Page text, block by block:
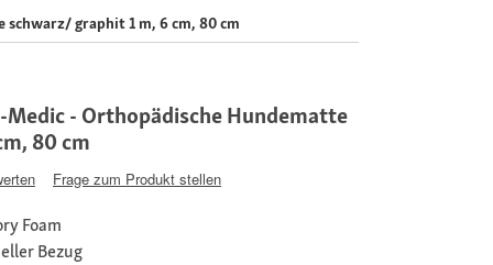
graphit 1 m, 6 cm, 80 cm
Medic - Orthopädische Hundematte
80 cm
Frage zum Produkt stellen
Foam
Bezug